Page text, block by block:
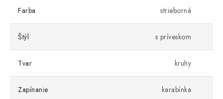
Farba strieborná
Štýl s príveskom
Tvar kruhy
Zapínanie karabínka